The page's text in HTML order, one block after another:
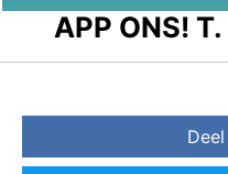
APP ONS! T.